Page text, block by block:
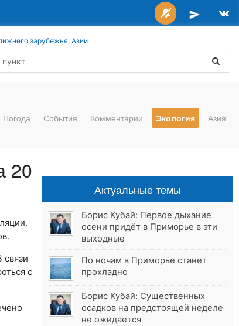
зарубежья, Азии
Погода События Комментарии Экология Азия
20
связи
с
Актуальные темы
Борис Кубай: Первое дыхание
осени придёт в Приморье в эти
выходные
По ночам в Приморье станет
прохладно
Борис Кубай: Существенных
осадков на предстоящей неделе
не ожидается